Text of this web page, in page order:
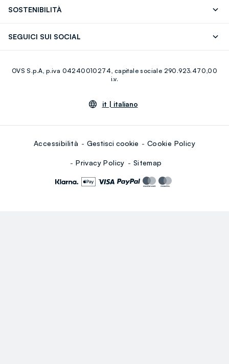
Giftcard
SOSTENIBILITÀ
SEGUICI SUI SOCIAL
Youtube Linkedin
OVS S.p.A, p.iva 04240010274, capitale sociale 290.923.470,00
i.v.
it | italiano
Accessibilità Gestisci cookie Cookie Policy
Privacy Policy Sitemap